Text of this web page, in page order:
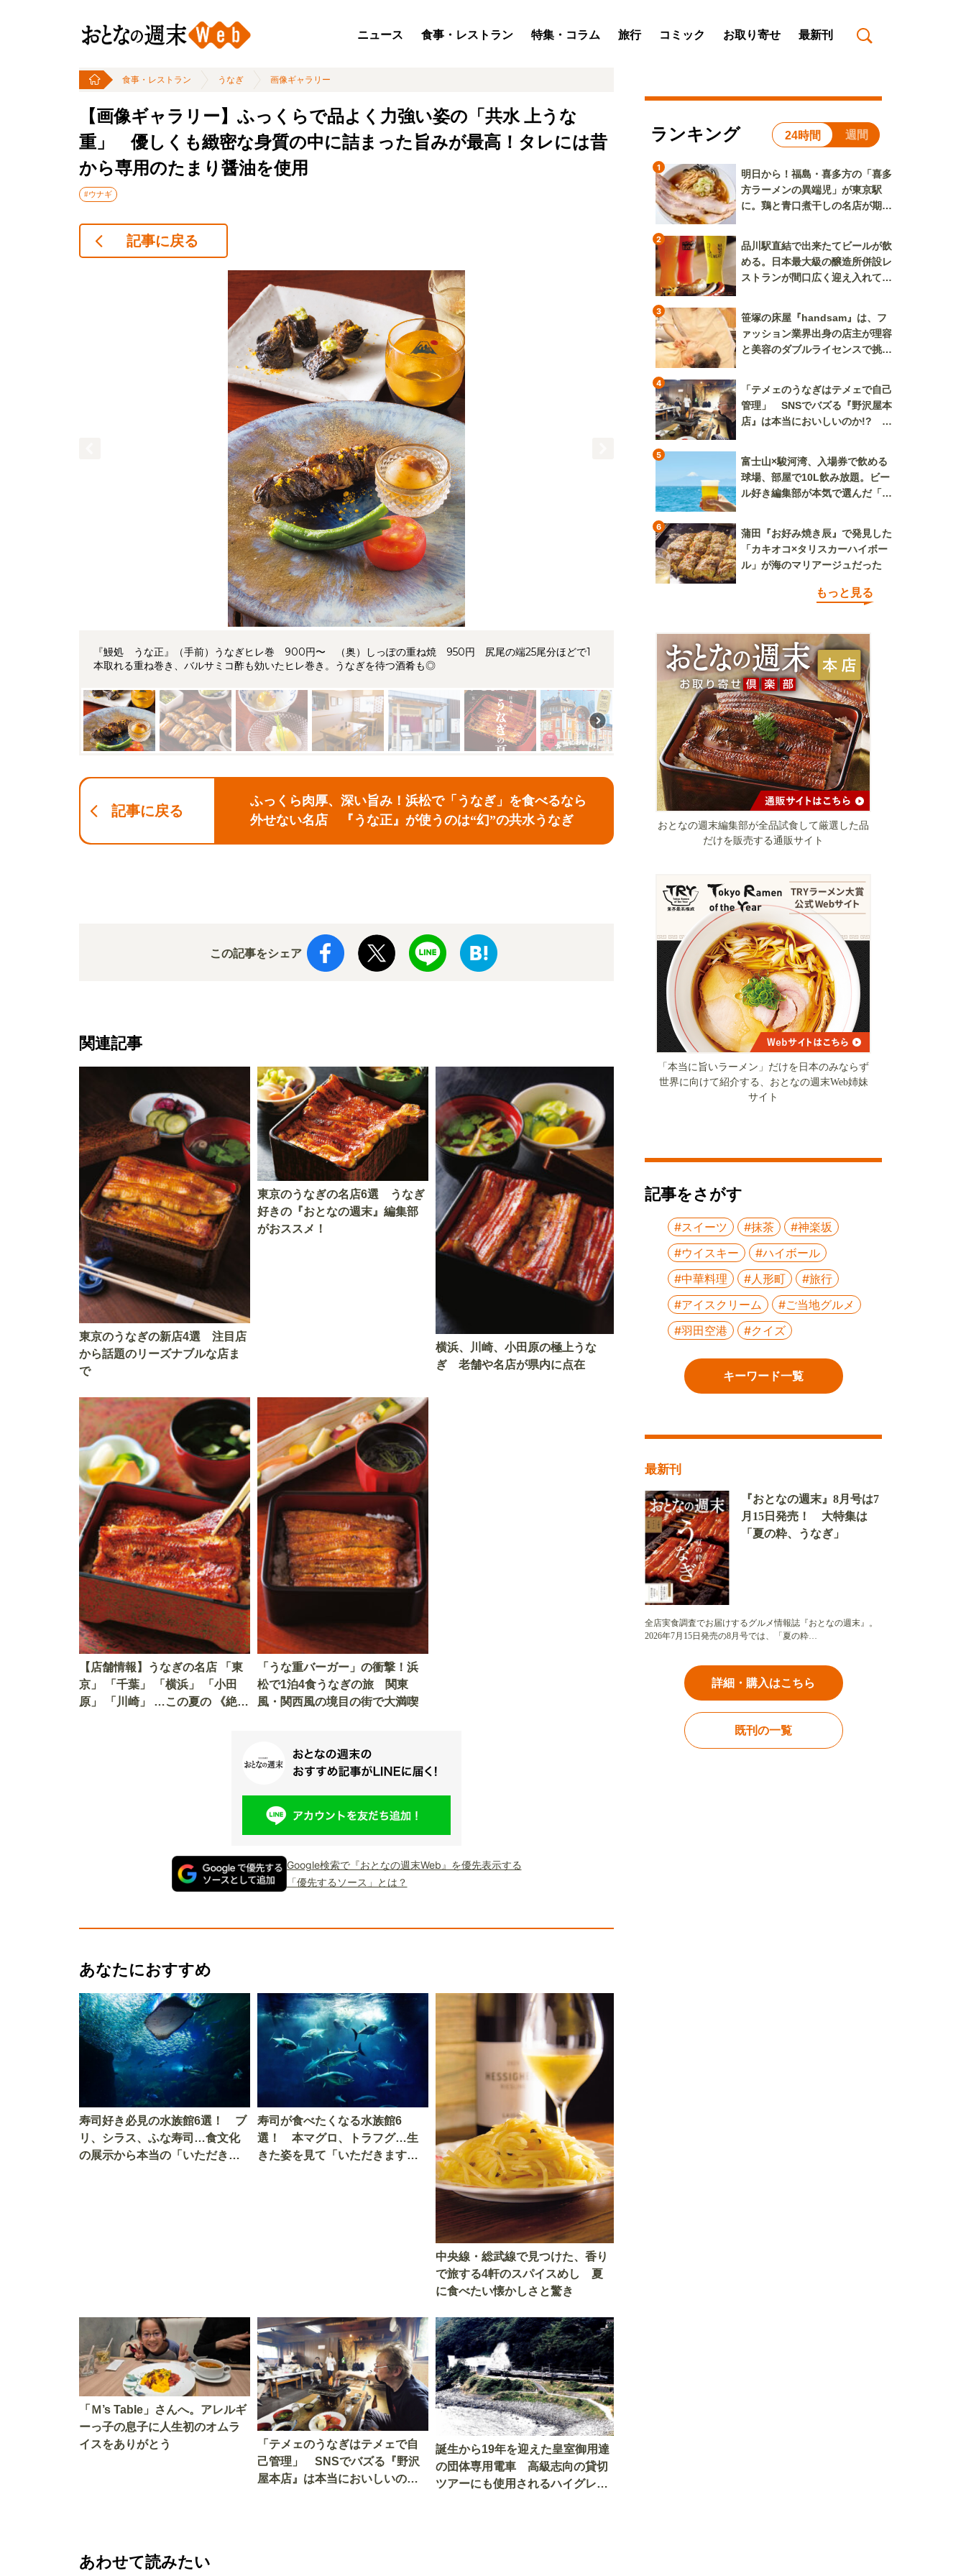
ニュース 食事・レストラン 特集・コラム 旅行 コミック お取り寄せ 最新刊
食事・レストラン うなぎ 画像ギャラリー
【画像ギャラリー】ふっくらで品よく力強い姿の「共水 上うな
重」 優しくも緻密な身質の中に詰まった旨みが最高！タレには昔
から専用のたまり醤油を使用
#ウナギ
記事に戻る
『鰻処 うな正』（手前）うなぎヒレ巻 900円〜 （奥）しっぽの重ね焼 950円 尻尾の端25尾分ほどで1
本取れる重ね巻き、バルサミコ酢も効いたヒレ巻き。うなぎを待つ酒肴も◎
記事に戻る
ふっくら肉厚、深い旨み！浜松で「うなぎ」を食べるなら
外せない名店 『うな正』が使うのは“幻”の共水うなぎ
この記事をシェア
関連記事
東京のうなぎの新店4選 注目店
から話題のリーズナブルな店ま
で
東京のうなぎの名店6選 うなぎ
好きの『おとなの週末』編集部
がおススメ！
横浜、川崎、小田原の極上うな
ぎ 老舗や名店が県内に点在
【店舗情報】うなぎの名店 「東
京」 「千葉」 「横浜」 「小田
原」 「川崎」 …この夏の 《絶
「うな重バーガー」の衝撃！浜
松で1泊4食うなぎの旅 関東
風・関西風の境目の街で大満喫
Google検索で『おとなの週末Web』を優先表示する
「優先するソース」とは？
あなたにおすすめ
寿司好き必見の水族館6選！ ブ
リ、シラス、ふな寿司…食文化
の展示から本当の「いただきま
寿司が食べたくなる水族館6
選！ 本マグロ、トラフグ…生
きた姿を見て「いただきます」
中央線・総武線で見つけた、香り
で旅する4軒のスパイスめし 夏
に食べたい懐かしさと驚き
「Ｍ’s Table」さんへ。アレルギ
ーっ子の息子に人生初のオムラ
イスをありがとう
「テメェのうなぎはテメェで自
己管理」 SNSでバズる『野沢
屋本店』は本当においしいの
誕生から19年を迎えた皇室御用達
の団体専用電車 高級志向の貸切
ツアーにも使用されるハイグレー
あわせて読みたい
ランキング 24時間 週間
1
明日から！福島・喜多方の「喜多
方ラーメンの異端児」が東京駅
に。鶏と青口煮干しの名店が期間
2
品川駅直結で出来たてビールが飲
める。日本最大級の醸造所併設レ
ストランが間口広く迎え入れてく
3
笹塚の床屋『handsam』は、フ
ァッション業界出身の店主が理容
と美容のダブルライセンスで挑む
4
「テメェのうなぎはテメェで自己
管理」 SNSでバズる『野沢屋本
店』は本当においしいのか!? い
5
富士山×駿河湾、入場券で飲める
球場、部屋で10L飲み放題。ビー
ル好き編集部が本気で選んだ「ビ
6
蒲田『お好み焼き辰』で発見した
「カキオコ×タリスカーハイボー
ル」が海のマリアージュだった
もっと見る
おとなの週末編集部が全品試食して厳選した品
だけを販売する通販サイト
「本当に旨いラーメン」だけを日本のみならず
世界に向けて紹介する、おとなの週末Web姉妹
サイト
記事をさがす
#スイーツ #抹茶
#神楽坂
#ウイスキー
#ハイボール
#中華料理
#人形町
#旅行
#アイスクリーム
#ご当地グルメ
#羽田空港
#クイズ
キーワード一覧
最新刊
『おとなの週末』8月号は7
月15日発売！ 大特集は
「夏の粋、うなぎ」
全店実食調査でお届けするグルメ情報誌『おとなの週末』。
2026年7月15日発売の8月号では、「夏の粋…
詳細・購入はこちら
既刊の一覧